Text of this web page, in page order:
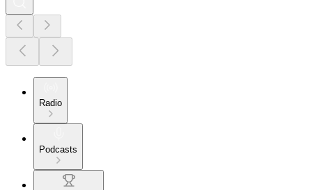
Radio
Podcasts